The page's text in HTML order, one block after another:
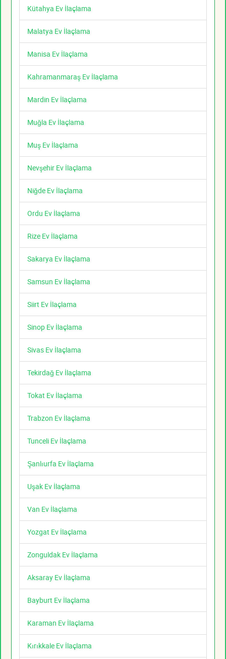
Kütahya Ev İlaçlama
Malatya Ev İlaçlama
Manisa Ev İlaçlama
Kahramanmaraş Ev İlaçlama
Mardin Ev İlaçlama
Muğla Ev İlaçlama
Muş Ev İlaçlama
Nevşehir Ev İlaçlama
Niğde Ev İlaçlama
Ordu Ev İlaçlama
Rize Ev İlaçlama
Sakarya Ev İlaçlama
Samsun Ev İlaçlama
Siirt Ev İlaçlama
Sinop Ev İlaçlama
Sivas Ev İlaçlama
Tekirdağ Ev İlaçlama
Tokat Ev İlaçlama
Trabzon Ev İlaçlama
Tunceli Ev İlaçlama
Şanlıurfa Ev İlaçlama
Uşak Ev İlaçlama
Van Ev İlaçlama
Yozgat Ev İlaçlama
Zonguldak Ev İlaçlama
Aksaray Ev İlaçlama
Bayburt Ev İlaçlama
Karaman Ev İlaçlama
Kırıkkale Ev İlaçlama